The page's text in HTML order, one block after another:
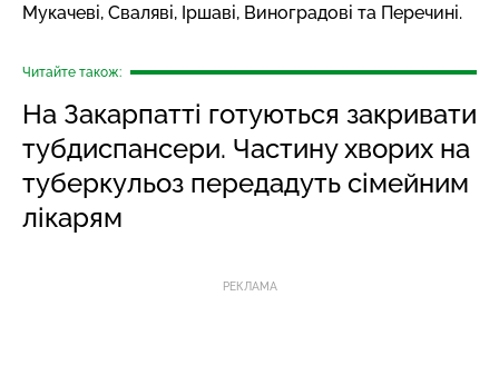
Мукачеві, Сваляві, Іршаві, Виноградові та Перечині.
Читайте також:
На Закарпатті готуються закривати
тубдиспансери. Частину хворих на
туберкульоз передадуть сімейним
лікарям
РЕКЛАМА